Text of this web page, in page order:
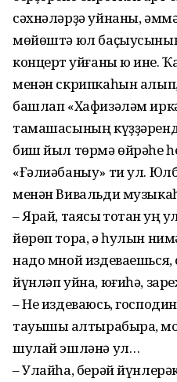
сәхнәләрҙә уйнаны,
мөйөштә юл
концерт ҡуйғаны юҡ ине.
менән скрипкаһын
башлап «Хафизәләм
та­машасының
биш йыл төрмә өйрәһе
«Ғәлиәбаныу» ти ул.
менән Вивальди
– Ярай, таяҡсыҡ тотҡан уң
йөрөп тора, ә һулын
надо мной издеваешься,
йүнләп уйна, юғиһә,
– Не издеваюсь,
тауышы ҡалтырабыраҡ,
шулай эшләнә ул…
– Улайһа, берәй